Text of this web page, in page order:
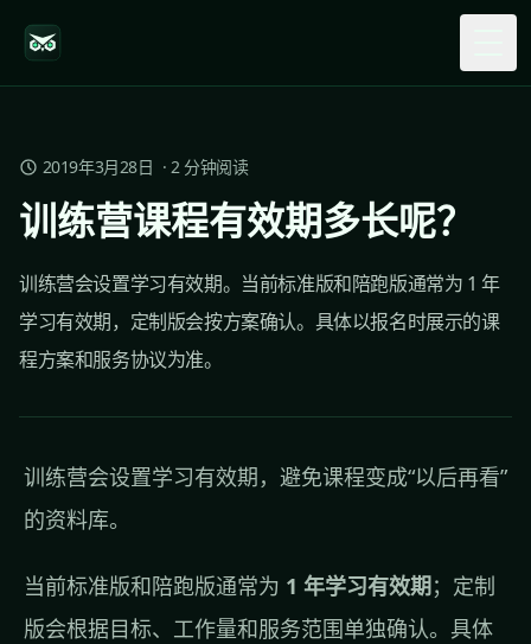
2019年3月28日 ·2分钟阅读
训练营课程有效期多长呢？
训练营会设置学习有效期。当前标准版和陪跑版通常为 1 年
学习有效期，定制版会按方案确认。具体以报名时展示的课
程方案和服务协议为准。
训练营会设置学习有效期，避免课程变成“以后再看”
的资料库。
当前标准版和陪跑版通常为 1 年学习有效期；定制
版会根据目标、工作量和服务范围单独确认。具体